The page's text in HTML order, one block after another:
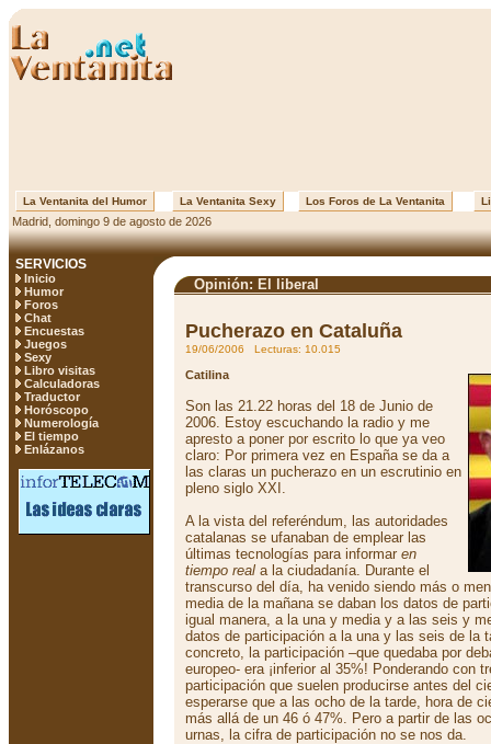
La Ventanita del Humor La Ventanita Sexy Los Foros de La Ventanita
Madrid, domingo 9 de agosto de 2026
SERVICIOS
Inicio
Humor
Foros
Chat
Encuestas
Juegos
Sexy
Libro visitas
Calculadoras
Traductor
Horóscopo
Numerología
El tiempo
Enlázanos
Opinión: El liberal
Pucherazo en Cataluña
19/06/2006 Lecturas: 10.015
Catilina
Son las 21.22 horas del 18 de Junio de
2006. Estoy escuchando la radio y me
apresto a poner por escrito lo que ya veo
claro: Por primera vez en España se da a
las claras un pucherazo en un escrutinio en
pleno siglo XXI.
A la vista del referéndum, las autoridades
catalanas se ufanaban de emplear las
últimas tecnologías para informar en
tiempo real a la ciudadanía. Durante el
transcurso del día, ha venido siendo más o
media de la mañana se daban los datos de
igual manera, a la una y media y a las seis y
datos de participación a la una y las seis de la
concreto, la participación –que quedaba por
europeo- era ¡inferior al 35%! Ponderando con
participación que suelen producirse antes del
esperarse que a las ocho de la tarde, hora de
más allá de un 46 ó 47%. Pero a partir de las
urnas, la cifra de participación no se nos da.